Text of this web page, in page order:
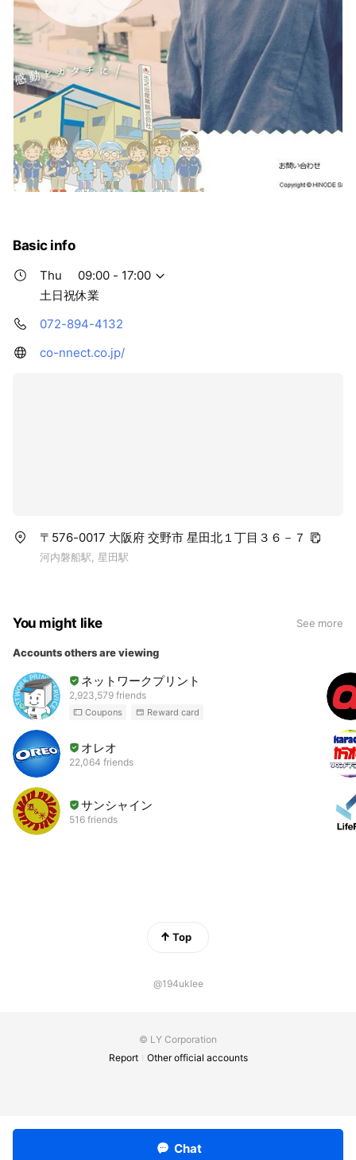
Basic info
Thu
09:00 - 17:00
土日祝休業
072-894-4132
co-nnect.co.jp/
〒576-0017 大阪府 交野市 星田北１丁目３６－７
河内磐船駅, 星田駅
You might like See more
Accounts others are viewing
ネットワークプリント
2,923,579 friends
Coupons Reward card
オレオ
22,064 friends
サンシャイン
516 friends
Top
@194uklee
© LY Corporation
Report
Other official accounts
Chat